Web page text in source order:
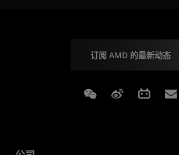
订阅 AMD 的最新动态
Weixin Weibo Bilibili